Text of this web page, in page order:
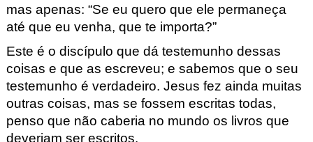
mas apenas: “Se eu quero que ele permaneça
até que eu venha, que te importa?”
Este é o discípulo que dá testemunho dessas
coisas e que as escreveu; e sabemos que o seu
testemunho é verdadeiro. Jesus fez ainda muitas
outras coisas, mas se fossem escritas todas,
penso que não caberia no mundo os livros que
deveriam ser escritos.